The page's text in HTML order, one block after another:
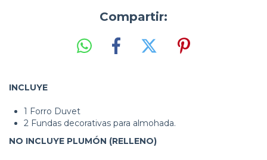
Compartir:
INCLUYE
1 Forro Duvet
2 Fundas decorativas para almohada.
NO INCLUYE PLUMÓN (RELLENO)